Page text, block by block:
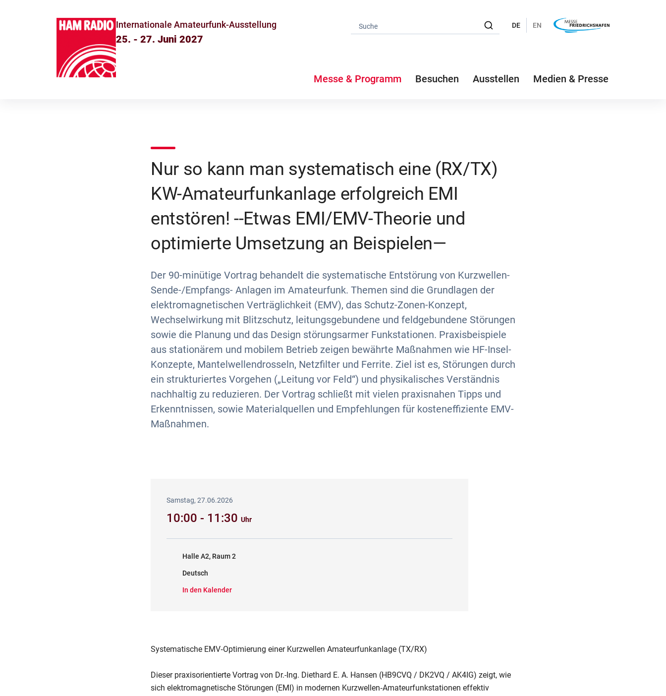
Internationale Amateurfunk-Ausstellung
25. - 27. Juni 2027
DE EN
Messe & Programm Besuchen Ausstellen Medien & Presse
Nur so kann man systematisch eine (RX/TX)
KW-Amateurfunkanlage erfolgreich EMI
entstören! --Etwas EMI/EMV-Theorie und
optimierte Umsetzung an Beispielen—
Der 90-minütige Vortrag behandelt die systematische Entstörung von Kurzwellen-
Sende-/Empfangs- Anlagen im Amateurfunk. Themen sind die Grundlagen der
elektromagnetischen Verträglichkeit (EMV), das Schutz-Zonen-Konzept,
Wechselwirkung mit Blitzschutz, leitungsgebundene und feldgebundene Störungen
sowie die Planung und das Design störungsarmer Funkstationen. Praxisbeispiele
aus stationärem und mobilem Betrieb zeigen bewährte Maßnahmen wie HF-Insel-
Konzepte, Mantelwellendrosseln, Netzfilter und Ferrite. Ziel ist es, Störungen durch
ein strukturiertes Vorgehen („Leitung vor Feld“) und physikalisches Verständnis
nachhaltig zu reduzieren. Der Vortrag schließt mit vielen praxisnahen Tipps und
Erkenntnissen, sowie Materialquellen und Empfehlungen für kosteneffiziente EMV-
Maßnahmen.
Samstag, 27.06.2026
10:00 - 11:30 Uhr
Halle A2, Raum 2
Deutsch
In den Kalender
Systematische EMV‑Optimierung einer Kurzwellen Amateurfunkanlage (TX/RX)
Dieser praxisorientierte Vortrag von Dr.-Ing. Diethard E. A. Hansen (HB9CVQ / DK2VQ / AK4IG) zeigt, wie
sich elektromagnetische Störungen (EMI) in modernen Kurzwellen‑Amateurfunkstationen effektiv